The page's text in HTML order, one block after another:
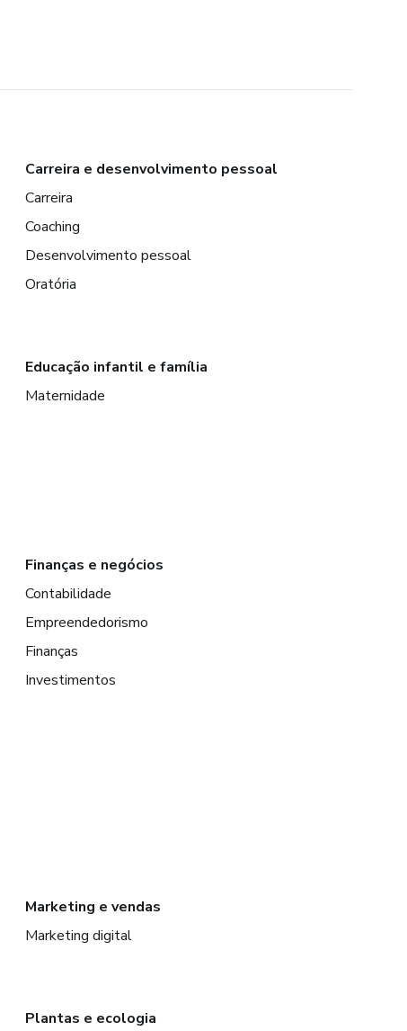
Carreira e desenvolvimento pessoal
Carreira
Coaching
Desenvolvimento pessoal
Oratória
Educação infantil e família
Maternidade
Finanças e negócios
Contabilidade
Empreendedorismo
Finanças
Investimentos
Marketing e vendas
Marketing digital
Plantas e ecologia